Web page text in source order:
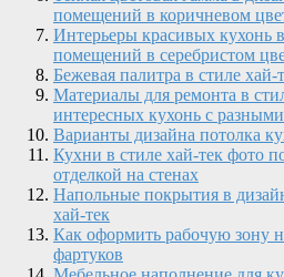
помещений в коричневом
Интерьеры красивых кухонь
помещений в серебристом
Бежевая палитра в стиле
Материалы для ремонта в
интересных кухонь с
Варианты дизайна потолка
Кухни в стиле хай-тек фото
отделкой на стенах
Напольные покрытия в
хай-тек
Как оформить рабочую зону
фартуков